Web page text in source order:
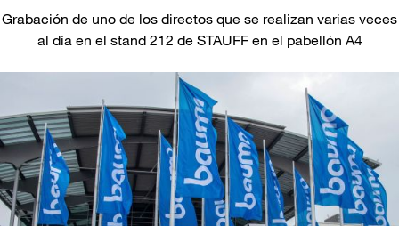
Grabación de uno de los directos que se realizan varias veces
al día en el stand 212 de STAUFF en el pabellón A4